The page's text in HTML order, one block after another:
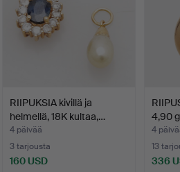
RIIPUKSIA kivillä ja
helmellä, 18K kultaa,…
4 päivää
3 tarjousta
160 USD
4,90
4
13
336